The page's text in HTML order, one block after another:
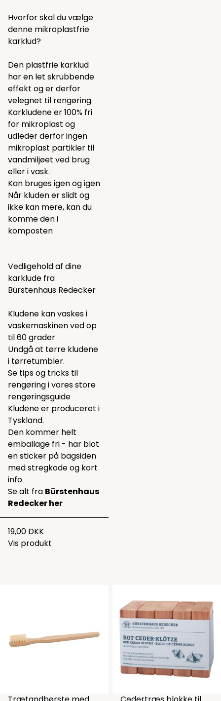
Hvorfor skal du vælge
denne mikroplastfrie
karklud?
Den plastfrie karklud
har en let skrubbende
effekt og er derfor
velegnet til rengøring.
Karkludene er 100% fri
for mikroplast og
udleder derfor ingen
mikroplast partikler til
vandmiljøet ved brug
eller i vask.
Kan bruges igen og igen
Når kluden er slidt og
ikke kan mere, kan du
komme den i
komposten
Vedligehold af dine
karklude fra
Bürstenhaus Redecker
Kludene kan vaskes i
vaskemaskinen ved op
til 60 grader
Undgå at tørre kludene
i tørretumbler.
Se tips og tricks til
rengøring i voresstore
rengøringsguide
Kludene er produceret i
Tyskland.
Den kommer helt
emballage fri - har blot
en sticker på bagsiden
med stregkode og kort
info.
Se alt fra Bürstenhaus
Redecker her
19,00 DKK
Vis produkt